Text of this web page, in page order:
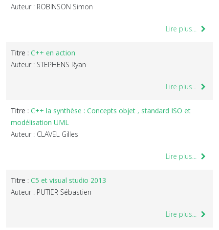
Auteur : ROBINSON Simon
Lire plus...
Titre : C++ en action
Auteur : STEPHENS Ryan
Lire plus...
Titre : C++ la synthèse : Concepts objet , standard ISO et
modélisation UML
Auteur : CLAVEL Gilles
Lire plus...
Titre : C5 et visual studio 2013
Auteur : PUTIER Sébastien
Lire plus...